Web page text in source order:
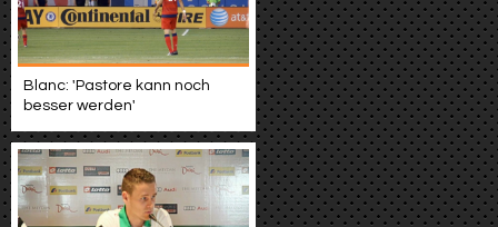
Blanc: 'Pastore kann noch
besser werden'